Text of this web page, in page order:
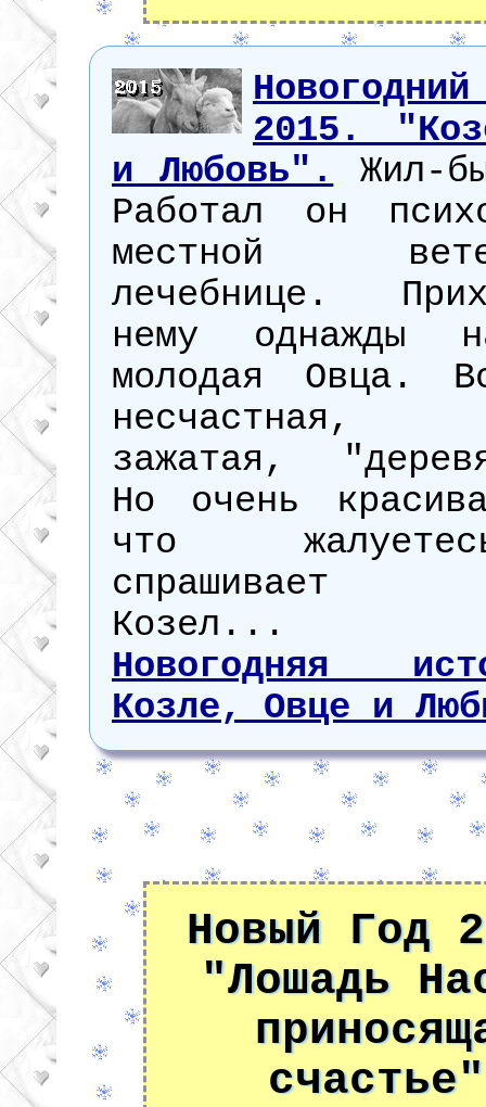
2015.
и Любовь".
Жил-
Работал он
местной
лечебнице.
нему однажды
молодая Овца.
несчастная,
зажатая,
Но очень
что
спрашивает
Козел...
Новогодняя
Козле, Овце и
Новый Год
"Лошадь